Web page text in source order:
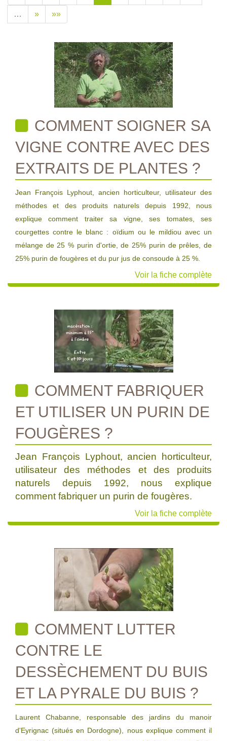
… » »»
COMMENT SOIGNER SA
VIGNE CONTRE AVEC DES
EXTRAITS DE PLANTES ?
Jean François Lyphout, ancien horticulteur, utilisateur des
méthodes et des produits naturels depuis 1992, nous
explique comment traiter sa vigne, ses tomates, ses
courgettes contre le blanc : oïdium ou le mildiou avec un
mélange de 25 % purin d'ortie, de 25% purin de prêles, de
25% purin de fougères et du pur jus de consoude à 25 %.
Voir la fiche complète
COMMENT FABRIQUER
ET UTILISER UN PURIN DE
FOUGÈRES ?
Jean François Lyphout, ancien horticulteur,
utilisateur des méthodes et des produits
naturels depuis 1992, nous explique
comment fabriquer un purin de fougères.
Voir la fiche complète
COMMENT LUTTER
CONTRE LE
DESSÈCHEMENT DU BUIS
ET LA PYRALE DU BUIS ?
Laurent Chabanne, responsable des jardins du manoir
d'Eyrignac (situés en Dordogne), nous explique comment il